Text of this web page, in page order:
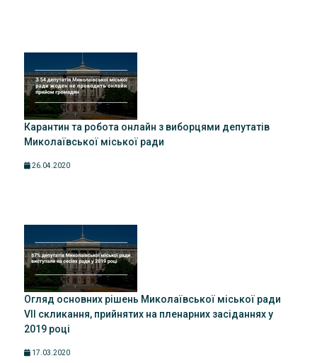
Карантин та робота онлайн з виборцями депутатів
Миколаївської міської ради
26.04.2020
Огляд основних рішень Миколаївської міської ради
VII скликання, прийнятих на пленарних засіданнях у
2019 році
17.03.2020